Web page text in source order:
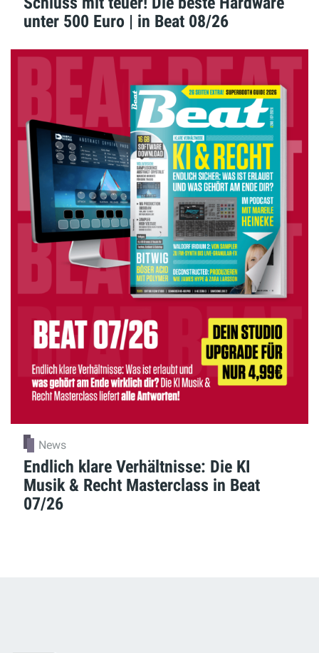
unter 500 Euro | in Beat 08/26
News
Endlich klare Verhältnisse: Die KI
Musik & Recht Masterclass in Beat
07/26